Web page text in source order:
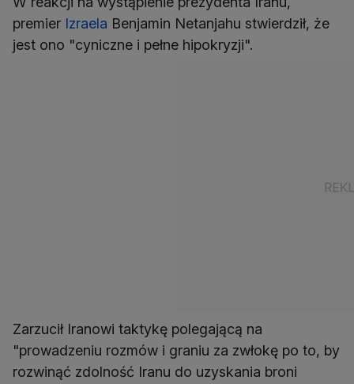
premier Izraela Benjamin Netanjahu stwierdził, że
jest ono "cyniczne i pełne hipokryzji".
Zarzucił Iranowi taktykę polegającą na
"prowadzeniu rozmów i graniu za zwłokę po to, by
rozwinąć zdolność Iranu do uzyskania broni